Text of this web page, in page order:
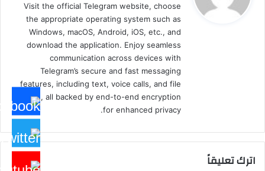
ل
Visit the official Telegram website, choose
the appropriate operating system such as
Windows, macOS, Android, iOS, etc., and
download the application. Enjoy seamless
communication across devices with
Telegram’s secure and fast messaging
features, including text, voice calls, and file
sharing, all backed by end-to-end encryption
for enhanced privacy.
اترك تعليقاً